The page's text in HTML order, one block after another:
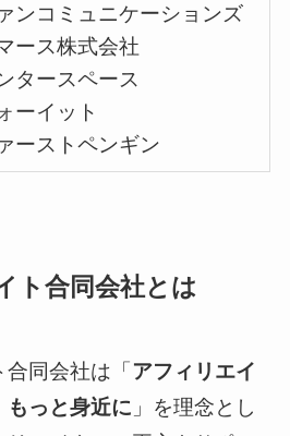
ンコミュニケーションズ
ース株式会社
タースペース
ーイット
ーストペンギン
ト合同会社とは
同会社は「 アフィリエイ
もっと身近に 」を理念とし